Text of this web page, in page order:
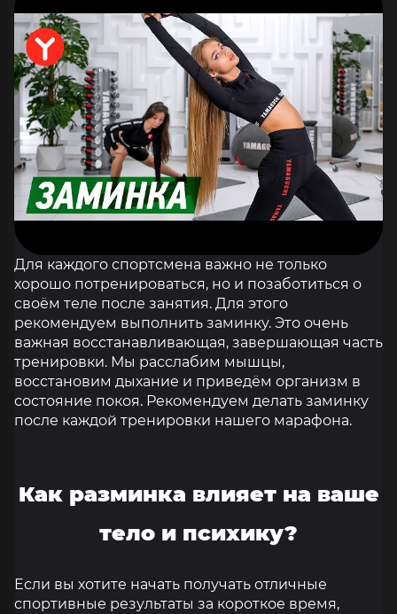
Для каждого спортсмена важно не только
хорошо потренироваться, но и позаботиться о
своём теле после занятия. Для этого
рекомендуем выполнить заминку. Это очень
важная восстанавливающая, завершающая часть
тренировки. Мы расслабим мышцы,
восстановим дыхание и приведём организм в
состояние покоя. Рекомендуем делать заминку
после каждой тренировки нашего марафона.
Как разминка влияет на ваше
тело и психику?
Если вы хотите начать получать отличные
спортивные результаты за короткое время,